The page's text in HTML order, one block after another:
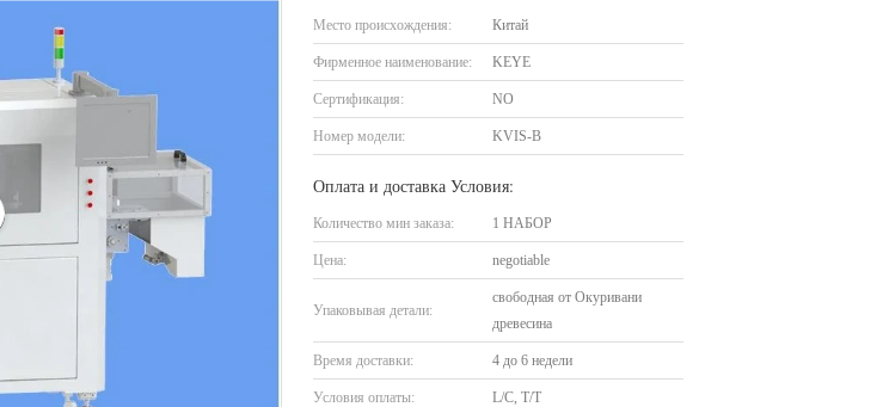
Место происхождения: Китай
Фирменное наименование: KEYE
Сертификация: NO
Номер модели: KVIS-B
Оплата и доставка Условия:
Количество мин заказа: 1 НАБОР
Цена: negotiable
Упаковывая детали:
свободная от Окуривани
древесина
Время доставки: 4 до 6 недели
Условия оплаты: L/C, T/T